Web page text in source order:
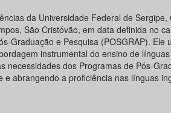
da Universidade Federal de Sergipe,
São Cristóvão, em data definida no
Graduação e Pesquisa (POSGRAP). Ele
instrumental do ensino de línguas
necessidades dos Programas de Pós-
e abrangendo a proficiência nas línguas